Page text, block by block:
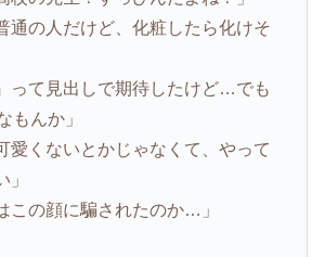
通の人だけど、化粧したら化けそ
って見出しで期待したけど…でも
もんか」
愛くないとかじゃなくて、やって
この顔に騙されたのか…」